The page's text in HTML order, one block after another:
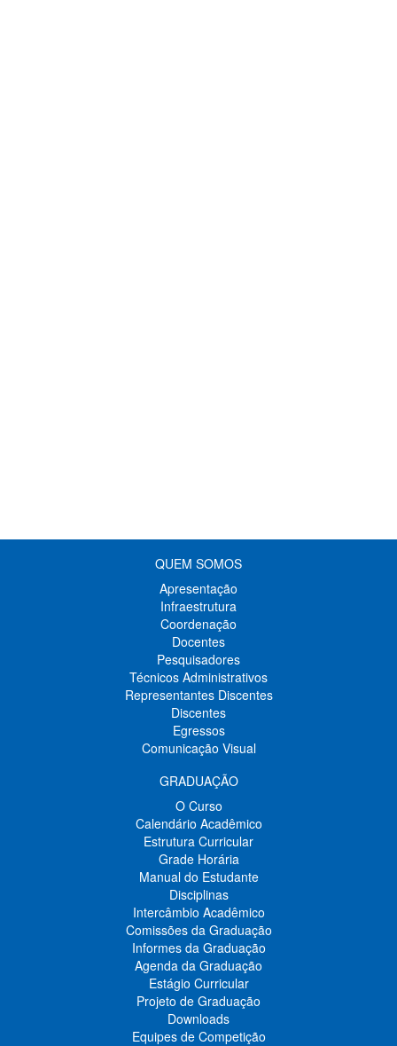
QUEM SOMOS
Apresentação
Infraestrutura
Coordenação
Docentes
Pesquisadores
Técnicos Administrativos
Representantes Discentes
Discentes
Egressos
Comunicação Visual
GRADUAÇÃO
O Curso
Calendário Acadêmico
Estrutura Curricular
Grade Horária
Manual do Estudante
Disciplinas
Intercâmbio Acadêmico
Comissões da Graduação
Informes da Graduação
Agenda da Graduação
Estágio Curricular
Projeto de Graduação
Downloads
Equipes de Competição